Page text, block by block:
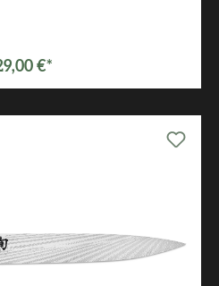
€*